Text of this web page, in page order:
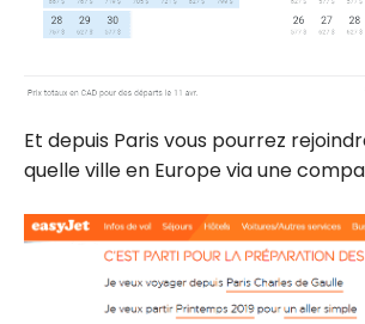
Et depuis Paris vous pourrez
quelle ville en Europe via une